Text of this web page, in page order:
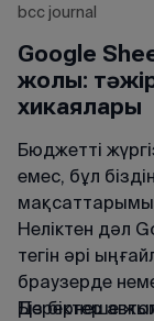
bcc journal
Google
жолы:
хикаялары
Бюджетті
емес, бұл
Неліктен дәл
тегін әрі
браузерде
Деректер
Біз бірнеше